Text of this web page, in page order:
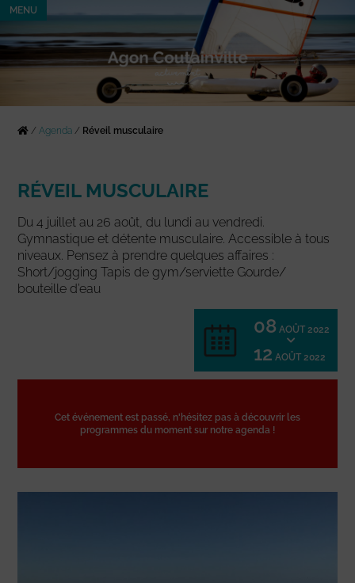
MENU
/Agenda / Réveil musculaire
RÉVEIL MUSCULAIRE
Du 4 juillet au 26 août, du lundi au vendredi.
Gymnastique et détente musculaire. Accessible à tous
niveaux. Pensez à prendre quelques affaires :
Short/jogging Tapis de gym/serviette Gourde/
bouteille d’eau
08 AOÛT 2022
12 AOÛT 2022
Cet événement est passé, n'hésitez pas à découvrir les
programmes du moment sur notre agenda !